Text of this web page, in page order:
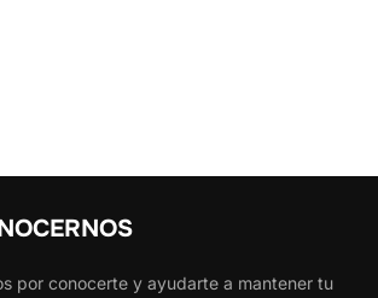
por conocerte y ayudarte a mantener tu